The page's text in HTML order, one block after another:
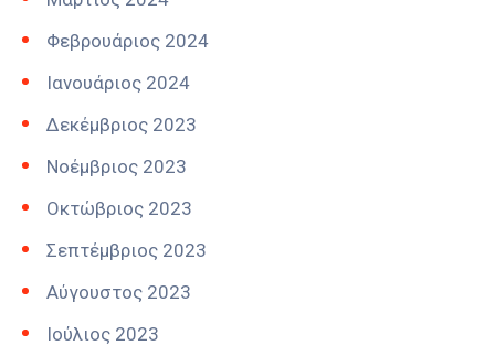
Φεβρουάριος 2024
Ιανουάριος 2024
Δεκέμβριος 2023
Νοέμβριος 2023
Οκτώβριος 2023
Σεπτέμβριος 2023
Αύγουστος 2023
Ιούλιος 2023